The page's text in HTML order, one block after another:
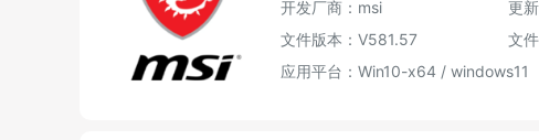
开发厂商：msi
更
文件版本：V581.57
文
应用平台：Win10-x64 / windows11